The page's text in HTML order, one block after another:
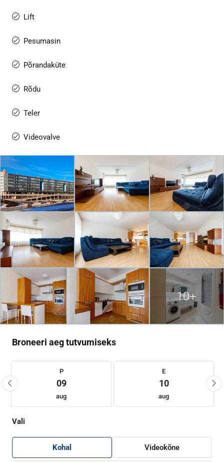
Lift
Pesumasin
Põrandaküte
Rõdu
Teler
Videovalve
10+
Broneeri aeg tutvumiseks
P
09
aug
E
10
aug
Vali
Kohal Videokõne